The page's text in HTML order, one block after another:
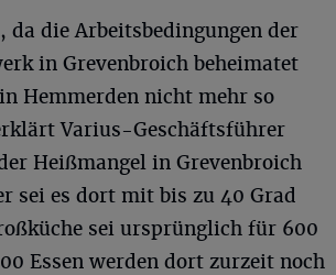
da die Arbeitsbedingungen der
in Grevenbroich beheimatet
Hemmerden nicht mehr so
Varius-Geschäftsführer
Heißmangel in Grevenbroich
sei es dort mit bis zu 40 Grad
sei ursprünglich für 600
Essen werden dort zurzeit noch